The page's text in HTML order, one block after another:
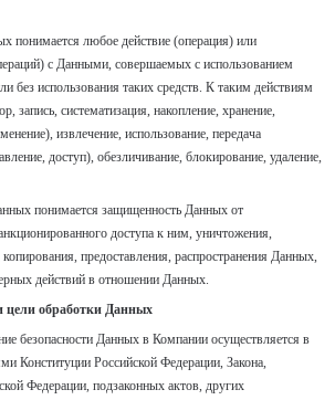
понимается любое действие (операция) или
с Данными, совершаемых с использованием
без использования таких средств. К таким действиям
запись, систематизация, накопление, хранение,
извлечение, использование, передача
доступ), обезличивание, блокирование, удаление,
понимается защищенность Данных от
доступа к ним, уничтожения,
предоставления, распространения Данных,
действий в отношении Данных.
цели обработки Данных
безопасности Данных в Компании осуществляется в
Конституции Российской Федерации, Закона,
Федерации, подзаконных актов, других